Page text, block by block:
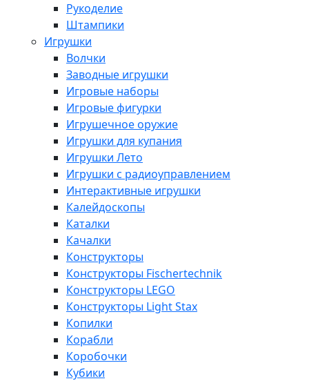
Рукоделие
Штампики
Игрушки
Волчки
Заводные игрушки
Игровые наборы
Игровые фигурки
Игрушечное оружие
Игрушки для купания
Игрушки Лето
Игрушки с радиоуправлением
Интерактивные игрушки
Калейдоскопы
Каталки
Качалки
Конструкторы
Конструкторы Fisсhertechnik
Конструкторы LEGO
Конструкторы Light Stax
Копилки
Корабли
Коробочки
Кубики